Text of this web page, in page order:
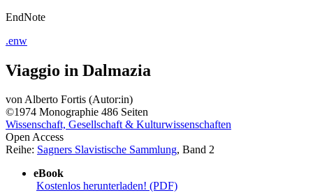
EndNote
.enw
Viaggio in Dalmazia
vonAlberto Fortis (Autor:in)
©1974 Monographie 486 Seiten
Wissenschaft, Gesellschaft & Kulturwissenschaften
Open Access
Reihe: Sagners Slavistische Sammlung, Band 2
eBook
Kostenlos herunterladen! (PDF)